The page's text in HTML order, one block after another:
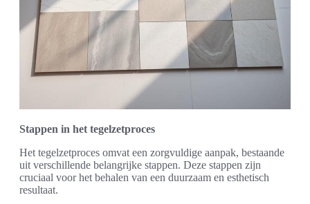
Stappen in het tegelzetproces
Het tegelzetproces omvat een zorgvuldige aanpak, bestaande
uit verschillende belangrijke stappen. Deze stappen zijn
cruciaal voor het behalen van een duurzaam en esthetisch
resultaat.